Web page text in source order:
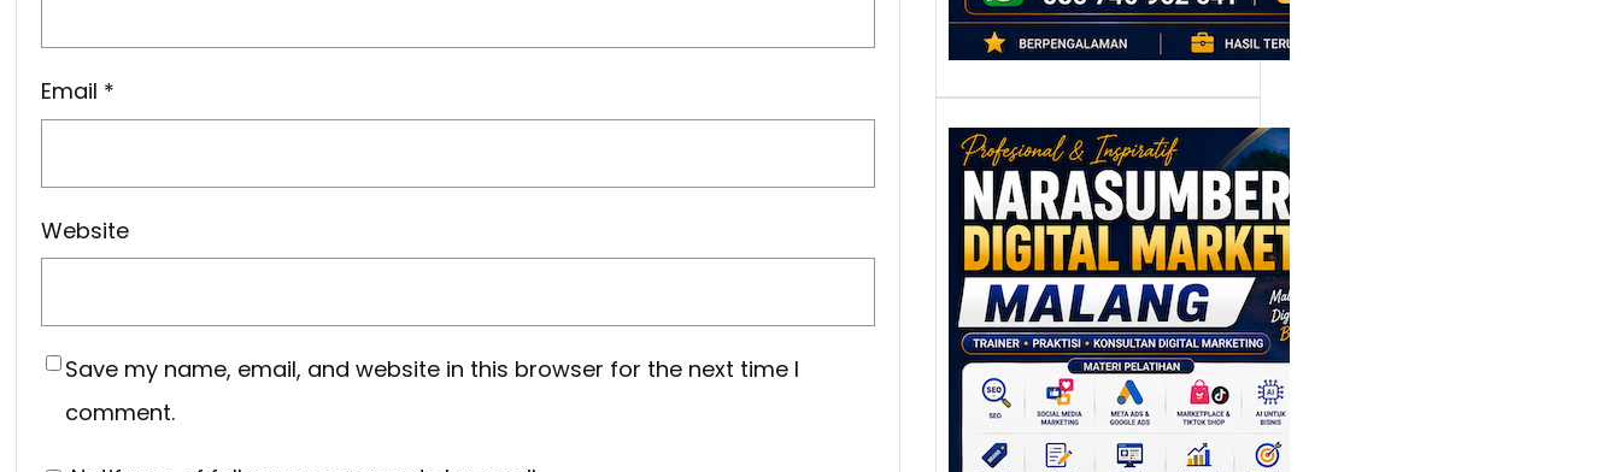
Email *
Website
Save my name, email, and website in this browser for the next time I
comment.
Narasumber
Digital Marketing
Malang:
Menyiapkan
Talenta Digital
yang Siap
Menghadapi Dunia
Bisnis Modern
Malang dikenal sebagai
salah satu kota yang